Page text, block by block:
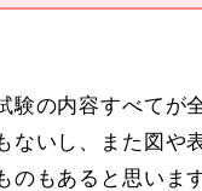
験の内容すべてが
ないし、また図や
のもあると思います